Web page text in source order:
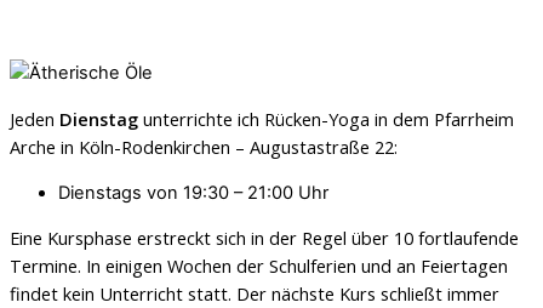
Jeden Dienstag unterrichte ich Rücken-Yoga in dem Pfarrheim
Arche in Köln-Rodenkirchen – Augustastraße 22:
Dienstags von 19:30 – 21:00 Uhr
Eine Kursphase erstreckt sich in der Regel über 10 fortlaufende
Termine. In einigen Wochen der Schulferien und an Feiertagen
findet kein Unterricht statt. Der nächste Kurs schließt immer